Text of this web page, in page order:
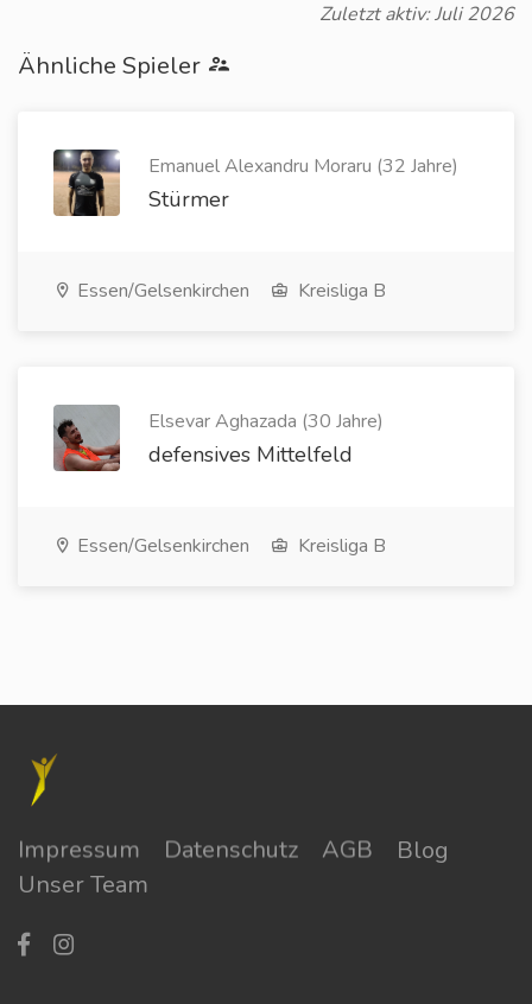
Zuletzt aktiv: Juli 2026
Ähnliche Spieler
Emanuel Alexandru Moraru (32 Jahre)
Stürmer
Essen/Gelsenkirchen Kreisliga B
Elsevar Aghazada (30 Jahre)
defensives Mittelfeld
Essen/Gelsenkirchen Kreisliga B
Impressum Datenschutz AGB
Blog
Unser Team